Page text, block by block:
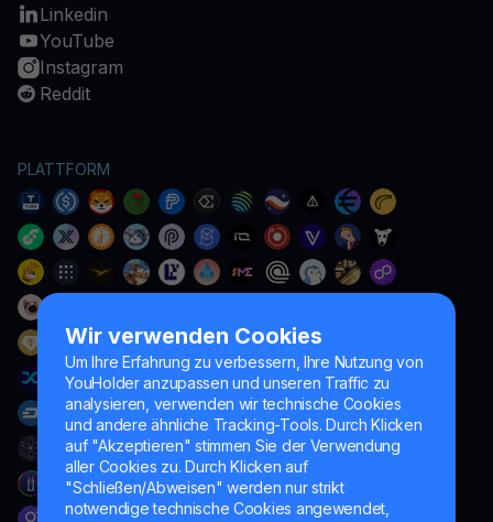
Wir verwenden Cookies
Um Ihre Erfahrung zu verbessern, Ihre Nutzung von
YouHolder anzupassen und unseren Traffic zu
analysieren, verwenden wir technische Cookies
und andere ähnliche Tracking-Tools. Durch Klicken
auf "Akzeptieren" stimmen Sie der Verwendung
aller Cookies zu. Durch Klicken auf
"Schließen/Abweisen" werden nur strikt
notwendige technische Cookies angewendet,
Linkedin
YouTube
Instagram
Reddit
PLATTFORM